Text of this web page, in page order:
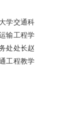
学交通科
输工程学
处处长赵
工程教学